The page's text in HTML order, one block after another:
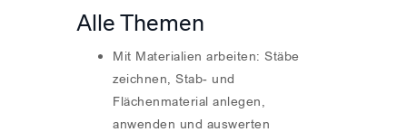
Alle Themen
Mit Materialien arbeiten: Stäbe
zeichnen, Stab- und
Flächenmaterial anlegen,
anwenden und auswerten